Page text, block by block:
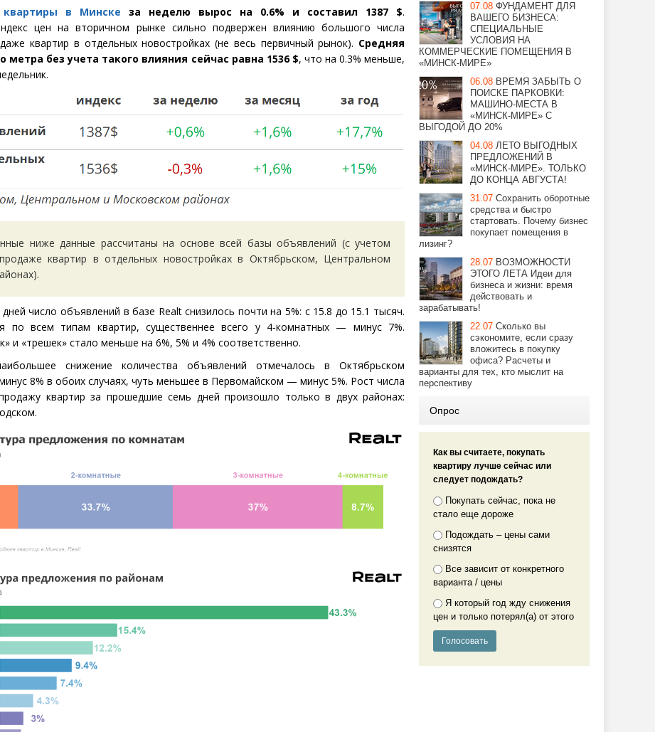
в Минске за неделю вырос на 0.6% и составил 1387 $.
цен на вторичном рынке сильно подвержен влиянию большого числа
квартир в отдельных новостройках (не весь первичный рынок). Средняя
метра без учета такого влияния сейчас равна 1536 $, что на 0.3% меньше,
ниже данные рассчитаны на основе всей базы объявлений (с учетом
квартир в отдельных новостройках в Октябрьском, Центральном
число объявлений в базе Realtснизилось почти на 5%: с 15.8 до 15.1 тысяч.
по всем типам квартир, существеннее всего у 4-комнатных — минус 7%.
и «трешек» стало меньше на 6%, 5% и 4% соответственно.
снижение количества объявлений отмечалось в Октябрьском
8% в обоих случаях, чуть меньшее в Первомайском — минус 5%. Рост числа
квартир за прошедшие семь дней произошло только в двух районах:
07.08 ФУНДАМЕНТ ДЛЯ
ВАШЕГО БИЗНЕСА:
СПЕЦИАЛЬНЫЕ
УСЛОВИЯ НА
КОММЕРЧЕСКИЕ ПОМЕЩЕНИЯ В
«МИНСК-МИРЕ»
06.08 ВРЕМЯ ЗАБЫТЬ О
ПОИСКЕ ПАРКОВКИ:
МАШИНО-МЕСТА В
«МИНСК-МИРЕ» С
ВЫГОДОЙ ДО 20%
04.08 ЛЕТО ВЫГОДНЫХ
ПРЕДЛОЖЕНИЙ В
«МИНСК-МИРЕ». ТОЛЬКО
ДО КОНЦА АВГУСТА!
31.07 Сохранить оборотные
средства и быстро
стартовать. Почему бизнес
покупает помещения в
лизинг?
28.07 ВОЗМОЖНОСТИ
ЭТОГО ЛЕТА Идеи для
бизнеса и жизни: время
действовать и
зарабатывать!
22.07 Сколько вы
сэкономите, если сразу
вложитесь в покупку
офиса? Расчеты и
варианты для тех, кто мыслит на
перспективу
Опрос
Как вы считаете, покупать
квартиру лучше сейчас или
следует подождать?
Покупать сейчас, пока не
стало еще дороже
Подождать – цены сами
снизятся
Все зависит от конкретного
варианта / цены
Я который год жду снижения
цен и только потерял(а) от этого